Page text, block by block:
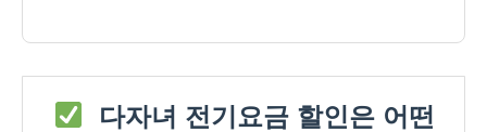
다자녀 전기요금 할인은 어떤